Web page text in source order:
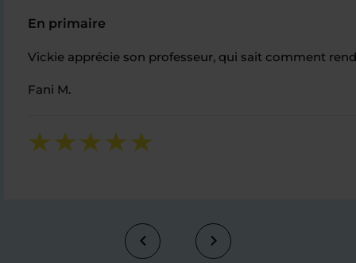
En primaire
Vickie apprécie son professeur, qui sait comment
Fani M.